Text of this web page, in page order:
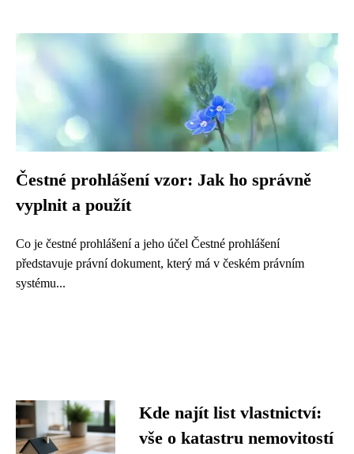
Čestné prohlášení vzor: Jak ho správně
vyplnit a použít
Co je čestné prohlášení a jeho účel Čestné prohlášení
představuje právní dokument, který má v českém právním
systému...
Kde najít list vlastnictví:
vše o katastru nemovitostí